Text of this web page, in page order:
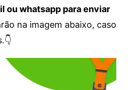
ou whatsapp para enviar
na imagem abaixo, caso